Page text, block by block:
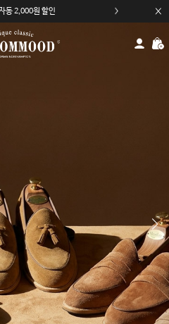
동 2,000원 할인